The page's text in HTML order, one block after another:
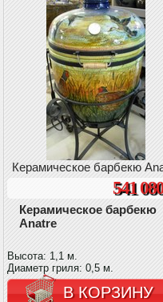
Керамическое барбекю
541
Керамическое барбекю
Anatre
Высота: 1,1 м.
Диаметр гриля: 0,5 м.
В КОРЗИНУ